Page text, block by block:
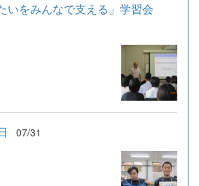
いをみんなで支える」学習会
07/31